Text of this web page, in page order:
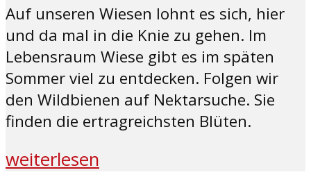
Auf unseren Wiesen lohnt es sich, hier
und da mal in die Knie zu gehen. Im
Lebensraum Wiese gibt es im späten
Sommer viel zu entdecken. Folgen wir
den Wildbienen auf Nektarsuche. Sie
finden die ertragreichsten Blüten.
weiterlesen